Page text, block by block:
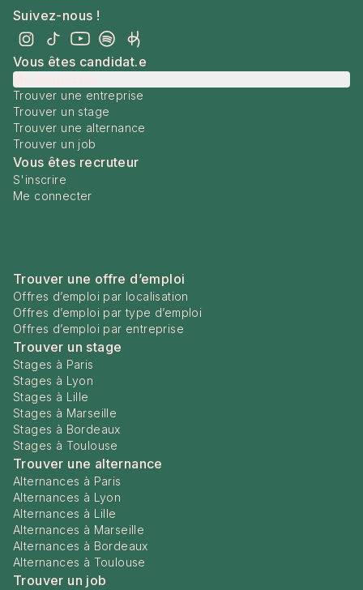
Suivez-nous !
Vous êtes candidat.e
Trouver une entreprise
Trouver un stage
Trouver une alternance
Trouver un job
Vous êtes recruteur
S'inscrire
Me connecter
Trouver une offre d’emploi
Offres d’emploi par localisation
Offres d’emploi par type d’emploi
Offres d’emploi par entreprise
Trouver un stage
Stages à Paris
Stages à Lyon
Stages à Lille
Stages à Marseille
Stages à Bordeaux
Stages à Toulouse
Trouver une alternance
Alternances à Paris
Alternances à Lyon
Alternances à Lille
Alternances à Marseille
Alternances à Bordeaux
Alternances à Toulouse
Trouver un job